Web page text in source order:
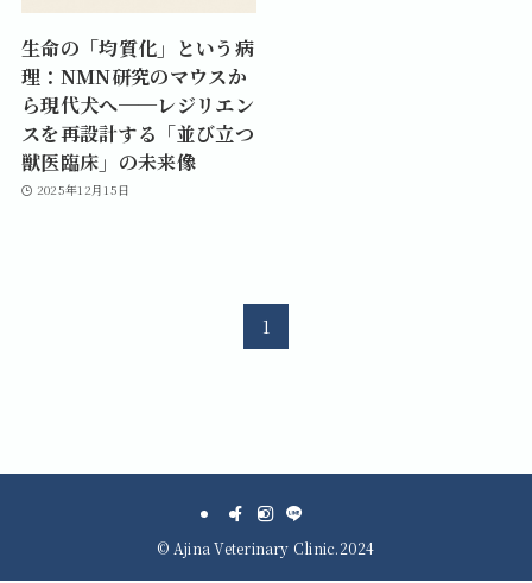
生命の「均質化」という病
理：NMN研究のマウスか
ら現代犬へ──レジリエン
スを再設計する「並び立つ
獣医臨床」の未来像
2025年12月15日
1
© Ajina Veterinary Clinic.2024